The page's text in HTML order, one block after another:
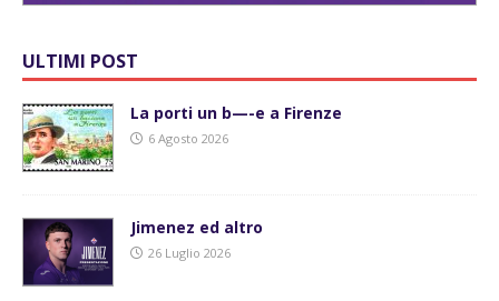
ULTIMI POST
La porti un b—-e a Firenze
6 Agosto 2026
Jimenez ed altro
26 Luglio 2026